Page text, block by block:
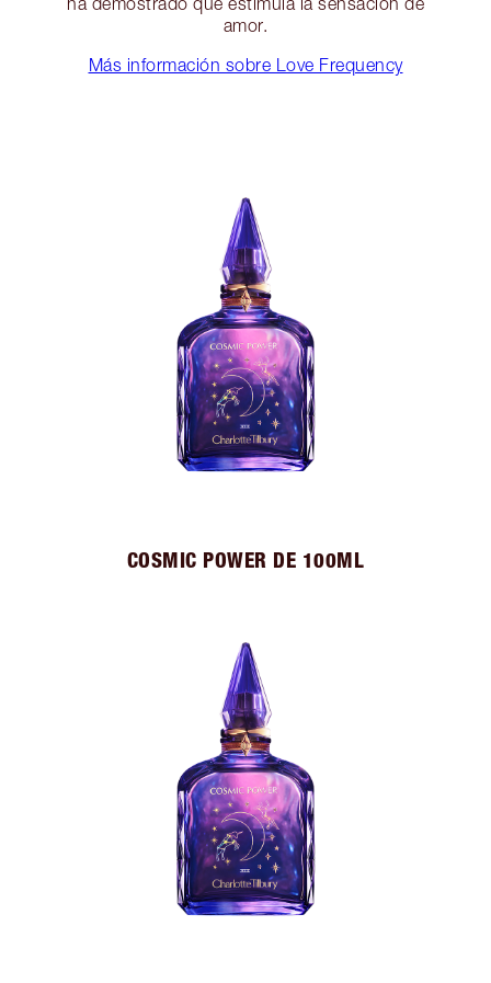
amor.
Más información sobre Love Frequency
COSMIC POWER DE 100ML